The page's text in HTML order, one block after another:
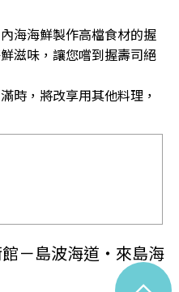
海海鮮製作高檔食材的握
滋味，讓您嚐到握壽司絕
時，將改享用其他料理，
－島波海道‧來島海